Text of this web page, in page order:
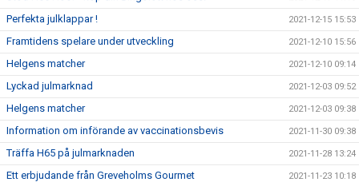
Perfekta julklappar ! 2021-12-15 15:53
Framtidens spelare under utveckling 2021-12-10 15:56
Helgens matcher 2021-12-10 09:14
Lyckad julmarknad 2021-12-03 09:52
Helgens matcher 2021-12-03 09:38
Information om införande av vaccinationsbevis 2021-11-30 09:38
Träffa H65 på julmarknaden 2021-11-28 13:24
Ett erbjudande från Greveholms Gourmet 2021-11-23 10:18